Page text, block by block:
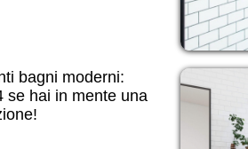
bagni moderni:
se hai in mente una